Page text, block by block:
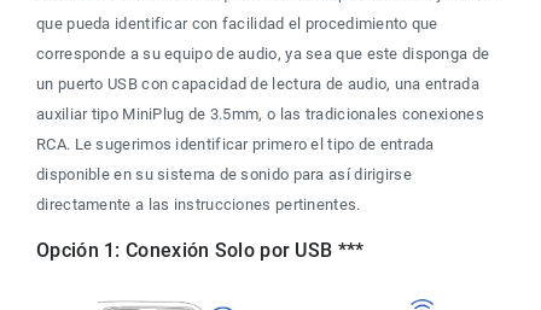
que pueda identificar con facilidad el procedimiento que
corresponde a su equipo de audio, ya sea que este disponga de
un puerto USB con capacidad de lectura de audio, una entrada
auxiliar tipo MiniPlug de 3.5mm, o las tradicionales conexiones
RCA. Le sugerimos identificar primero el tipo de entrada
disponible en su sistema de sonido para así dirigirse
directamente a las instrucciones pertinentes.
Opción 1: Conexión Solo por USB ***